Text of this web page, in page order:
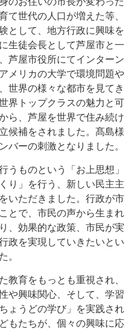
て世代の人口が増えた等、
として、地方行政に興味を
生徒会長として芦屋市と一
芦屋市役所にてインターン
メリカの大学で環境問題や
世界の様々な都市を見てき
界トップクラスの魅力と可
ら、芦屋を世界で住み続け
候補をされました。髙島様
バーの刺激となりました。
うものという「お上思想」
り」を行う、新しい民主主
いただきました。行政が市
とで、市民の声から生まれ
、効果的な政策、市民が実
政を実現していきたいとい
。
教育をもっとも重視され、
や興味関心、そして、学習
ょうどの学び」を実践され
もたちが、個々の興味に応